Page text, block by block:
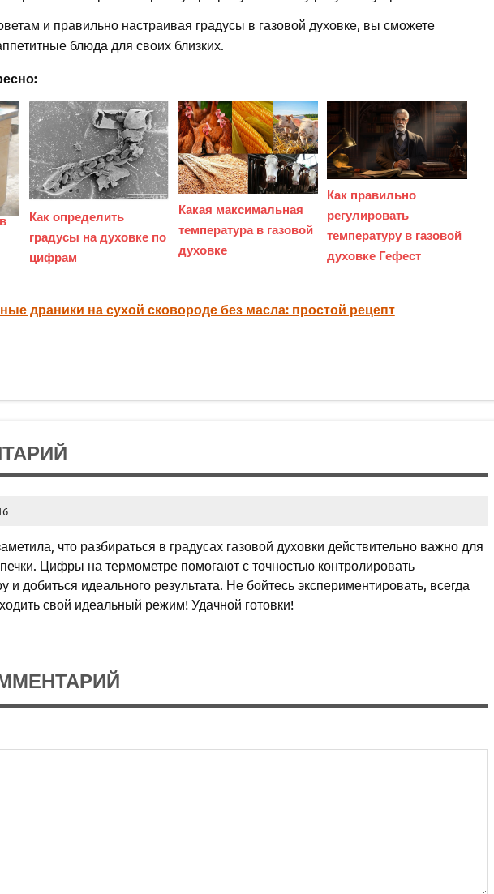
и правильно настраивая градусы в газовой духовке, вы сможете
блюда для своих близких.
Как определить
градусы на духовке по
цифрам
Какая максимальная
температура в газовой
духовке
Как правильно
регулировать
температуру в газовой
духовке Гефест
драники на сухой сковороде без масла: простой рецепт
что разбираться в градусах газовой духовки действительно важно для
Цифры на термометре помогают с точностью контролировать
и добиться идеального результата. Не бойтесь экспериментировать, всегда
свой идеальный режим! Удачной готовки!